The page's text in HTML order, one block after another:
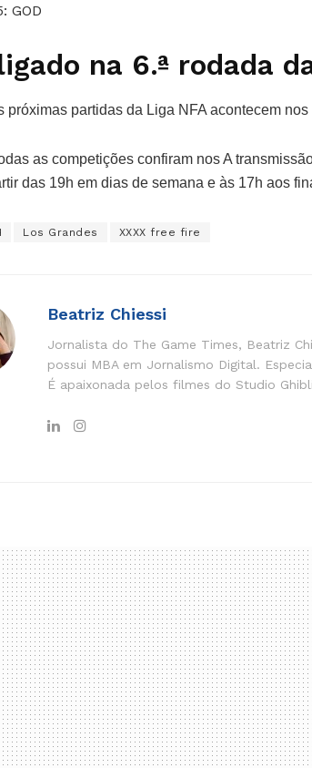
GOD
na 6.ª rodada
próximas partidas da Liga NFA acontecem
as competições confiram nos A
das 19h em dias de semana e às 17h aos
Los Grandes XXXX free fire
Beatriz Chiessi
Jornalista do The Game Times, Beatriz
possui MBA em Jornalismo Digital.
É apaixonada pelos filmes do Studio